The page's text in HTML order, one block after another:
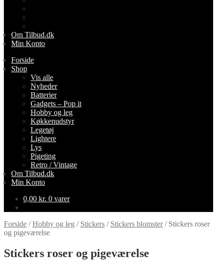
Om Tilbud.dk
Min Konto
Forside
Shop
Vis alle
Nyheder
Batterier
Gadgets – Pop it
Hobby og leg
Køkkenudstyr
Legetøj
Lightere
Lys
Pigeting
Retro / Vintage
Om Tilbud.dk
Min Konto
0,00 kr. 0 varer
Forside /Hobby og leg / Stickers / Stickers blomster/ Stickers roser
og pigeværelse
Stickers roser og pigeværelse